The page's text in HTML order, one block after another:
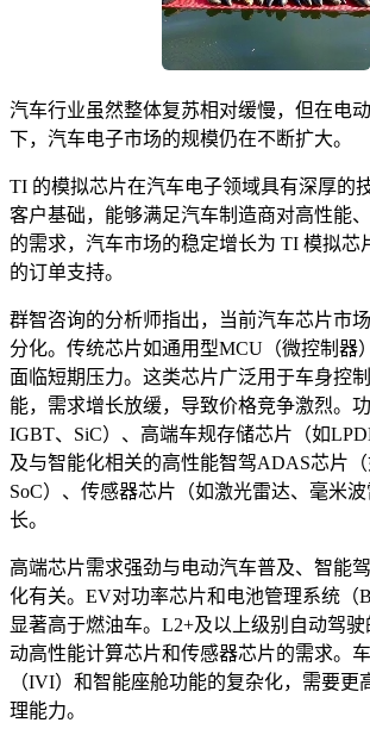
汽车行业虽然整体复苏相对缓慢，但在电
下，汽车电子市场的规模仍在不断扩大。
TI 的模拟芯片在汽车电子领域具有深厚的
客户基础，能够满足汽车制造商对高性能
的需求，汽车市场的稳定增长为 TI 模拟芯
的订单支持。
群智咨询的分析师指出，当前汽车芯片市
分化。传统芯片如通用型MCU（微控制器
面临短期压力。这类芯片广泛用于车身控
能，需求增长放缓，导致价格竞争激烈。
IGBT、SiC）、高端车规存储芯片（如
及与智能化相关的高性能智驾ADAS芯片
SoC）、传感器芯片（如激光雷达、毫米
长。
高端芯片需求强劲与电动汽车普及、智能
化有关。EV对功率芯片和电池管理系统（
显著高于燃油车。L2+及以上级别自动驾
动高性能计算芯片和传感器芯片的需求。
（IVI）和智能座舱功能的复杂化，需要更
理能力。